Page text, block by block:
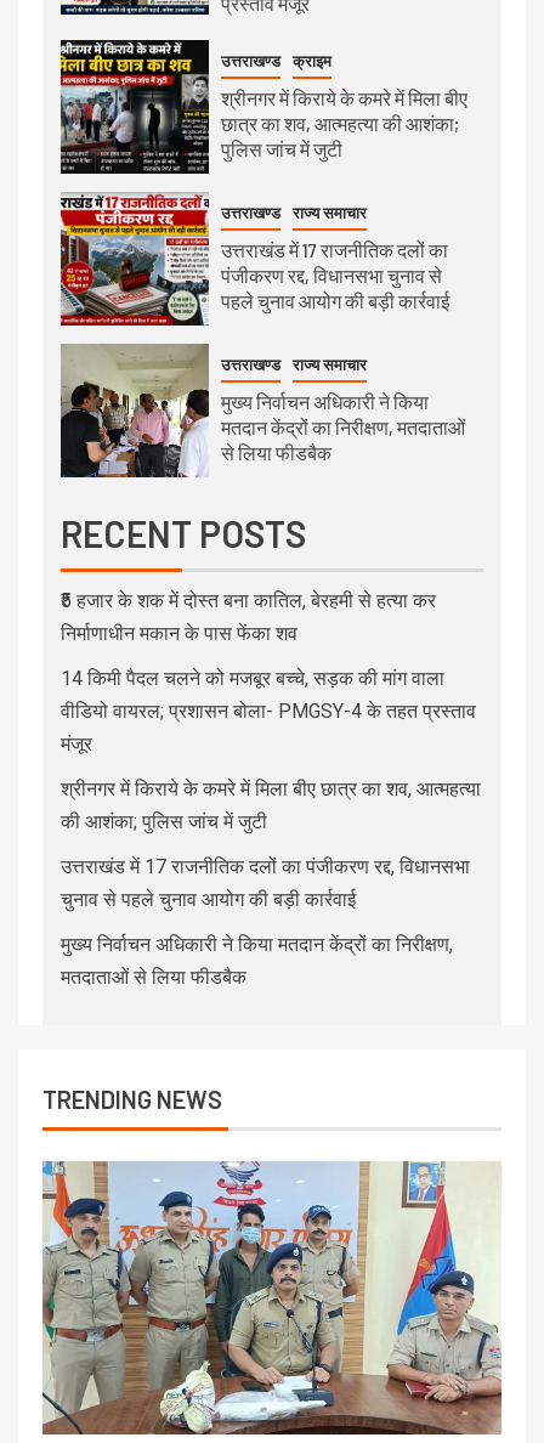
उत्तराखण्ड क्राइम
श्रीनगर में किराये के कमरे में मिला बीए
छात्र का शव, आत्महत्या की आशंका;
पुलिस जांच में जुटी
उत्तराखण्ड राज्य समाचार
उत्तराखंड में 17 राजनीतिक दलों का
पंजीकरण रद्द, विधानसभा चुनाव से
पहले चुनाव आयोग की बड़ी कार्रवाई
उत्तराखण्ड राज्य समाचार
मुख्य निर्वाचन अधिकारी ने किया
मतदान केंद्रों का निरीक्षण, मतदाताओं
से लिया फीडबैक
RECENT POSTS
₹5 हजार के शक में दोस्त बना कातिल, बेरहमी से हत्या कर
निर्माणाधीन मकान के पास फेंका शव
14 किमी पैदल चलने को मजबूर बच्चे, सड़क की मांग वाला
वीडियो वायरल; प्रशासन बोला- PMGSY-4 के तहत प्रस्ताव
मंजूर
श्रीनगर में किराये के कमरे में मिला बीए छात्र का शव, आत्महत्या
की आशंका; पुलिस जांच में जुटी
उत्तराखंड में 17 राजनीतिक दलों का पंजीकरण रद्द, विधानसभा
चुनाव से पहले चुनाव आयोग की बड़ी कार्रवाई
मुख्य निर्वाचन अधिकारी ने किया मतदान केंद्रों का निरीक्षण,
मतदाताओं से लिया फीडबैक
TRENDING NEWS